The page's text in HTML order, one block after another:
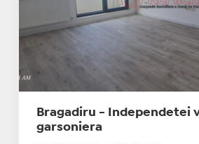
Bragadiru - Independetei
garsoniera